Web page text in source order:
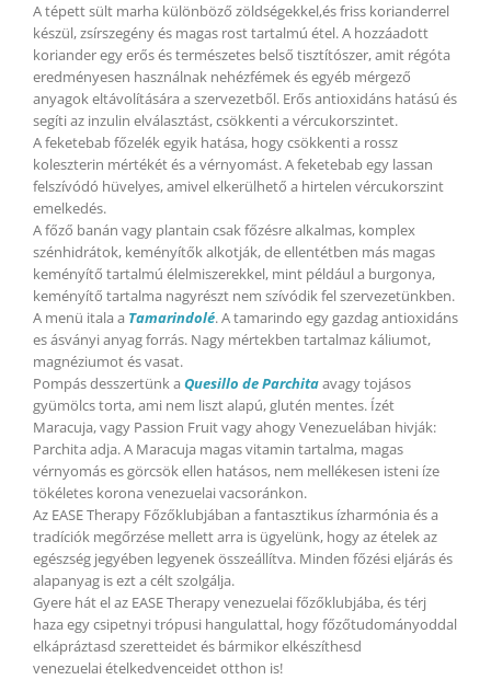
A tépett sült marha különböző zöldségekkel,és friss korianderrel
készül, zsírszegény és magas rost tartalmú étel. A hozzáadott
koriander egy erős és természetes belső tisztítószer, amit régóta
eredményesen használnak nehézfémek és egyéb mérgező
anyagok eltávolítására a szervezetből. Erős antioxidáns hatású és
segíti az inzulin elválasztást, csökkenti a vércukorszintet.
A feketebab főzelék egyik hatása, hogy csökkenti a rossz
koleszterin mértékét és a vérnyomást. A feketebab egy lassan
felszívódó hüvelyes, amivel elkerülhető a hirtelen vércukorszint
emelkedés.
A főző banán vagy plantain csak főzésre alkalmas, komplex
szénhidrátok, keményítők alkotják, de ellentétben más magas
keményítő tartalmú élelmiszerekkel, mint például a burgonya,
keményítő tartalma nagyrészt nem szívódik fel szervezetünkben.
A menü itala a Tamarindolé. A tamarindo egy gazdag antioxidáns
es ásványi anyag forrás. Nagy mértekben tartalmaz káliumot,
magnéziumot és vasat.
Pompás desszertünk a Quesillo de Parchitaavagy tojásos
gyümölcs torta, ami nem liszt alapú, glutén mentes. Ízét
Maracuja, vagy Passion Fruit vagy ahogy Venezuelában hivják:
Parchita adja. A Maracuja magas vitamin tartalma, magas
vérnyomás es görcsök ellen hatásos, nem mellékesen isteni íze
tökéletes korona venezuelai vacsoránkon.
Az EASE Therapy Főzőklubjában a fantasztikus ízharmónia és a
tradíciók megőrzése mellett arra is ügyelünk, hogy az ételek az
egészség jegyében legyenek összeállítva. Minden főzési eljárás és
alapanyag is ezt a célt szolgálja.
Gyere hát el az EASE Therapy venezuelai főzőklubjába, és térj
haza egy csipetnyi trópusi hangulattal, hogy főzőtudományoddal
elkápráztasd szeretteidet és bármikor elkészíthesd
venezuelai ételkedvenceidet otthon is!